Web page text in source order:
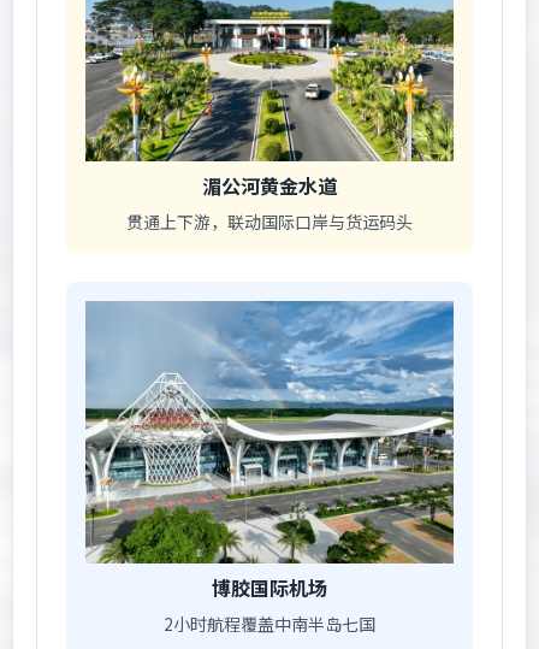
湄公河黄金水道
贯通上下游，联动国际口岸与货运码头
博胶国际机场
2小时航程覆盖中南半岛七国